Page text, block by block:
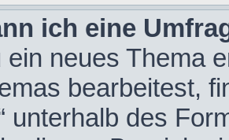
ich eine
ein neues Thema
bearbeitest,
unterhalb des